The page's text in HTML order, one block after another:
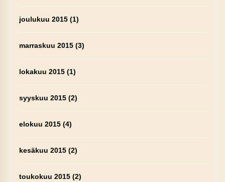
joulukuu 2015(1)
marraskuu 2015(3)
lokakuu 2015(1)
syyskuu 2015(2)
elokuu 2015(4)
kesäkuu 2015(2)
toukokuu 2015(2)